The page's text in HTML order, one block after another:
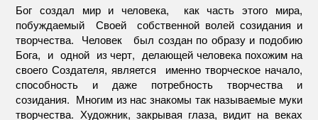
Бог создал мир и человека, как часть этого мира,
побуждаемый Своей собственной волей созидания и
творчества. Человек был создан по образу и подобию
Бога, и одной из черт, делающей человека похожим на
своего Создателя, является именно творческое начало,
способность и даже потребность творчества и
созидания. Многим из нас знакомы так называемые муки
творчества. Художник, закрывая глаза, видит на веках